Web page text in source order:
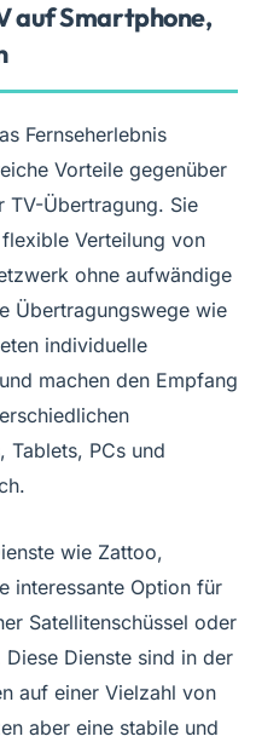
auf Smartphone,
Fernseherlebnis
Vorteile gegenüber
TV-Übertragung. Sie
Verteilung von
ohne aufwändige
Übertragungswege wie
individuelle
machen den Empfang
Tablets, PCs und
wie Zattoo,
interessante Option für
Satellitenschüssel oder
Dienste sind in der
auf einer Vielzahl von
aber eine stabile und